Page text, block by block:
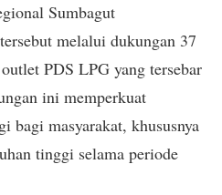
Sumbagut
melalui dukungan 37
PDS LPG yang tersebar
ini memperkuat
bagi masyarakat, khususnya
tinggi selama periode